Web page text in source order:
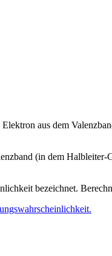
aus dem
(in dem
bezeichnet.